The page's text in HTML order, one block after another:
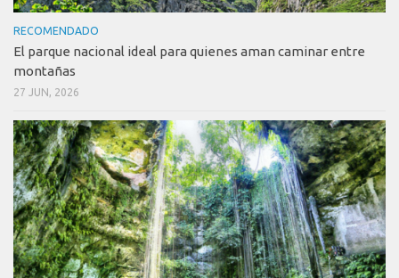
RECOMENDADO
El parque nacional ideal para quienes aman caminar entre
montañas
27 JUN, 2026